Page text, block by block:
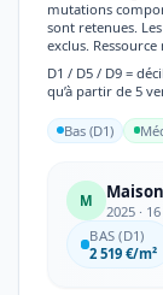
mutations
sont retenues.
exclus.
D1 / D5 / D9 =
qu’à partir de 5
Bas (D1)
M Maison
2025 ·
BAS (D1)
2 519 €/m²